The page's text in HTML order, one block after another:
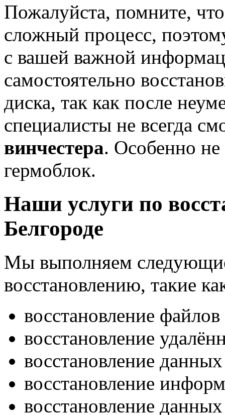
Пожалуйста, помните,
сложный процесс,
с вашей важной
самостоятельно
диска, так как после
специалисты не всегда
винчестера. Особенно не
гермоблок.
Наши услуги по
Белгороде
Мы выполняем
восстановлению, такие
восстановление
восстановление
восстановление
восстановление
восстановление